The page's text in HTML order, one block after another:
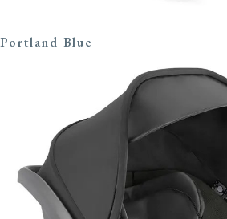
Portland Blue